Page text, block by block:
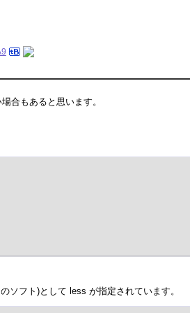
合もあると思います。
フト)として less が指定されています。